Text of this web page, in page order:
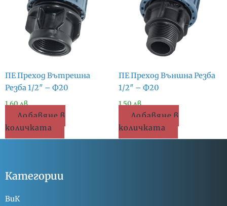
ПЕ Преход Вътрешна
Резба 1/2″ – Ф20
1.60лв.
Добавяне в
количката
ПЕ Преход Външна Резба
1/2″ – Ф20
1.50лв.
Добавяне в
количката
Категории
ВиК